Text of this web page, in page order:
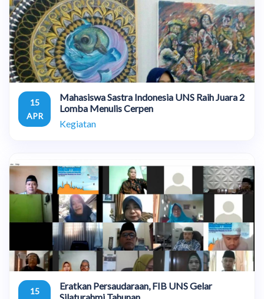
15
APR
Mahasiswa Sastra Indonesia UNS Raih Juara 2
Lomba Menulis Cerpen
Kegiatan
15
Eratkan Persaudaraan, FIB UNS Gelar